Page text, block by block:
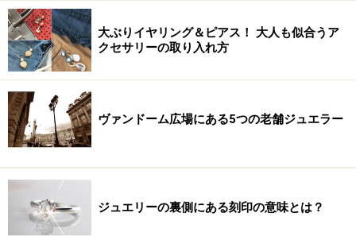
んだ「ヘアジュエリー」は、べつだん悪趣味でも何でも
なく、亡き人を偲ぶセンチメンタルな装身具として一般
的でした。
「なんてりっぱなブローチでしょう（It's a perfectly
elegant brooch.）」アンはブローチを手にとり、こうた
たみかけます。「紫水晶って、おとなしいすみれたちの
魂だと思わない？（Do you think amethysts can be the
souls of good violets?）」。夢見がちな“アン節”スロット
※記事内容は執筆時点のものです。最新の内容をご確認くださ
大ぶりイヤリング＆ピアス！ 大人も似合うア
クセサリーの取り入れ方
ヴァンドーム広場にある5つの老舗ジュエラー
ジュエリーの裏側にある刻印の意味とは？